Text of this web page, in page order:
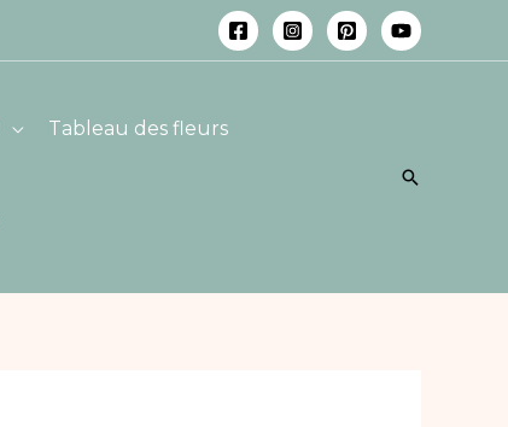
Tableau des fleurs